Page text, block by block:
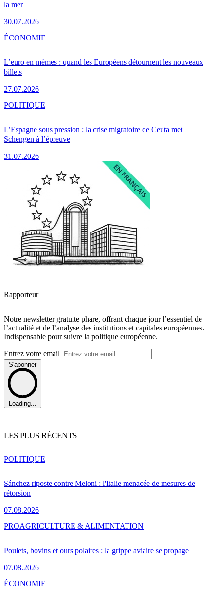
la mer
30.07.2026
L’euro en mèmes : quand les Européens détournent les nouveaux
billets
27.07.2026
ÉCONOMIE
L’Espagne sous pression : la crise migratoire de Ceuta met
Schengen à l’épreuve
31.07.2026
POLITIQUE
Rapporteur
Notre newsletter gratuite phare, offrant chaque jour l’essentiel de
l’actualité et de l’analyse des institutions et capitales européennes.
Indispensable pour suivre la politique européenne.
Entrez votre email
S'abonner
Loading...
LES PLUS RÉCENTS
Sánchez riposte contre Meloni : l'Italie menacée de mesures de
rétorsion
07.08.2026
POLITIQUE
Poulets, bovins et ours polaires : la grippe aviaire se propage
07.08.2026
PROAGRICULTURE & ALIMENTATION
ÉCONOMIE